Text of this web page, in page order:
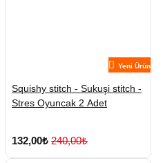
Yeni Ürün
Squishy stitch - Sukuşi stitch -
Stres Oyuncak 2 Adet
132,00₺ 240,00₺